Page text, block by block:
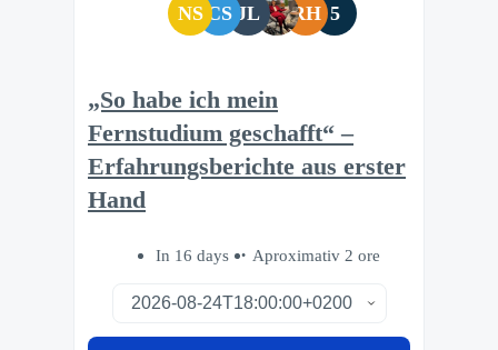
NS CS JL RH 5
„So habe ich mein
Fernstudium geschafft“ –
Erfahrungsberichte aus erster
Hand
In 16 days Aproximativ 2 ore